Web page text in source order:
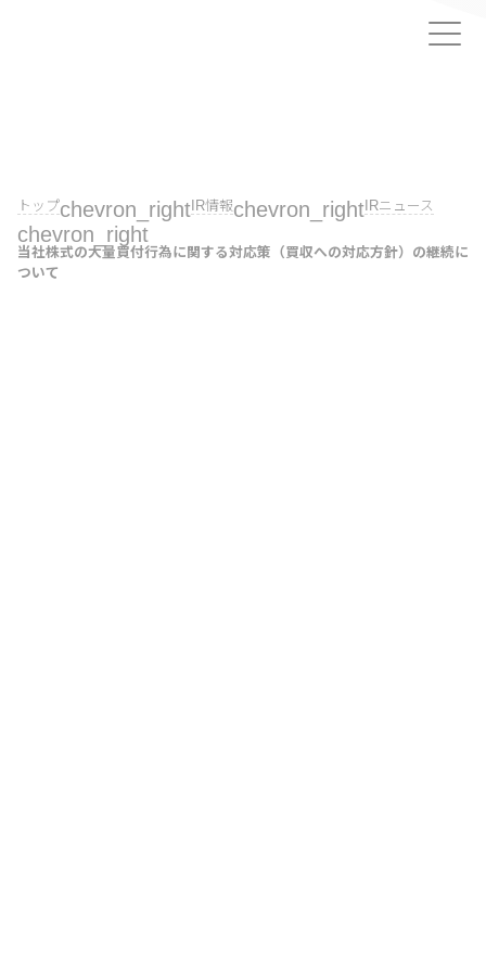
トップchevron_right IR情報chevron_right IRニュース
chevron_right
当社株式の大量買付行為に関する対応策（買収への対応方針）の継続に
ついて